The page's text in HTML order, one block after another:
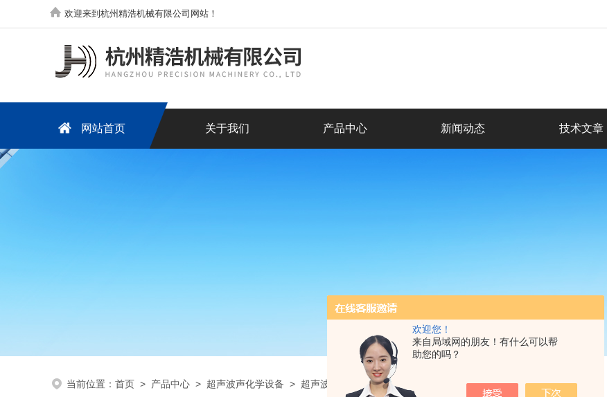
欢迎您！
来自局域网的朋友！有什么可以帮
助您的吗？
欢迎来到杭州精浩机械有限公司网站！
网站首页 关于我们 产品中心 新闻动态 技术文章
当前位置： 首页 > 产品中心 > 超声波声化学设备 > 超声波均质设备 >JH5000W-20处理高粘度物料超声波均质机